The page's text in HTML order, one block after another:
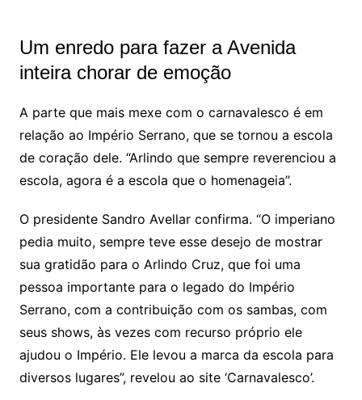
Um enredo para fazer a Avenida
inteira chorar de emoção
A parte que mais mexe com o carnavalesco é em
relação ao Império Serrano, que se tornou a escola
de coração dele. “Arlindo que sempre reverenciou a
escola, agora é a escola que o homenageia”.
O presidente Sandro Avellar confirma. “O imperiano
pedia muito, sempre teve esse desejo de mostrar
sua gratidão para o Arlindo Cruz, que foi uma
pessoa importante para o legado do Império
Serrano, com a contribuição com os sambas, com
seus shows, às vezes com recurso próprio ele
ajudou o Império. Ele levou a marca da escola para
diversos lugares”, revelou ao site ‘Carnavalesco’.